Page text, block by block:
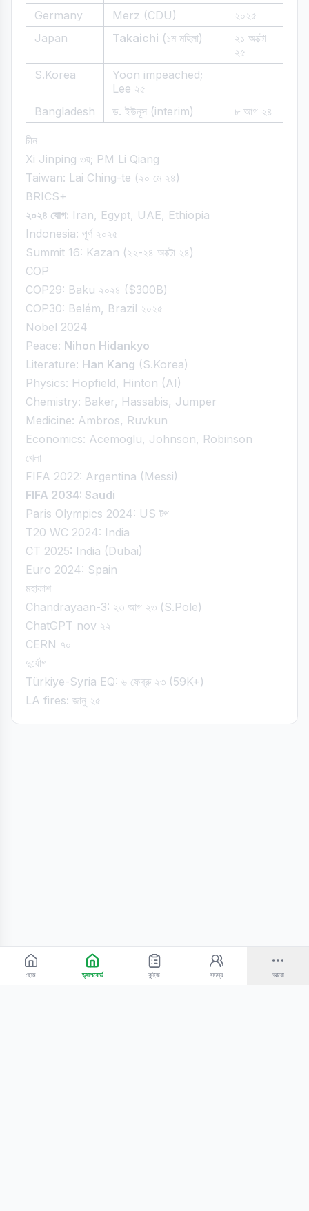
Germany
Merz (CDU)
২০২৫
Japan
Takaichi (১ম মহিলা)
২১ অক্টো
২৫
S.Korea
Yoon impeached;
Lee ২৫
Bangladesh
ড. ইউনূস (interim) ৮ আগ ২৪
চীন
Xi Jinping ৩য়; PM Li Qiang
Taiwan: Lai Ching-te (২০ মে ২৪)
BRICS+
২০২৪ যোগ: Iran, Egypt, UAE, Ethiopia
Indonesia: পূর্ণ ২০২৫
Summit 16: Kazan (২২-২৪ অক্টো ২৪)
COP
COP29: Baku ২০২৪ ($300B)
COP30: Belém, Brazil ২০২৫
Nobel 2024
Peace: Nihon Hidankyo
Literature: Han Kang (S.Korea)
Physics: Hopfield, Hinton (AI)
Chemistry: Baker, Hassabis, Jumper
Medicine: Ambros, Ruvkun
Economics: Acemoglu, Johnson, Robinson
খেলা
FIFA 2022: Argentina (Messi)
FIFA 2034: Saudi
Paris Olympics 2024: US টপ
T20 WC 2024: India
CT 2025: India (Dubai)
Euro 2024: Spain
মহাকাশ
Chandrayaan-3: ২৩ আগ ২৩ (S.Pole)
ChatGPT nov ২২
CERN ৭০
দুর্যোগ
Türkiye-Syria EQ: ৬ ফেব্রু ২৩ (59K+)
LA fires: জানু ২৫
হোম ড্যাশবোর্ড কুইজ সদস্য আরো